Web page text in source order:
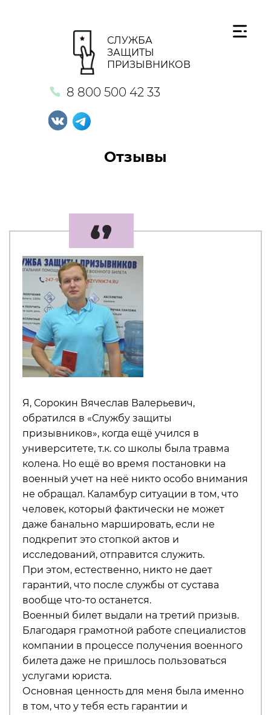
СЛУЖБА
ЗАЩИТЫ
ПРИЗЫВНИКОВ
8 800 500 42 33
Отзывы
Я, Сорокин Вячеслав Валерьевич,
обратился в «Службу защиты
призывников», когда ещё учился в
университете, т.к. со школы была травма
колена. Но ещё во время постановки на
военный учет на неё никто особо внимания
не обращал. Каламбур ситуации в том, что
человек, который фактически не может
даже банально маршировать, если не
подкрепит это стопкой актов и
исследований, отправится служить.
При этом, естественно, никто не дает
гарантий, что после службы от сустава
вообще что-то останется.
Военный билет выдали на третий призыв.
Благодаря грамотной работе специалистов
компании в процессе получения военного
билета даже не пришлось пользоваться
услугами юриста.
Основная ценность для меня была именно
в том, что у тебя есть гарантии и